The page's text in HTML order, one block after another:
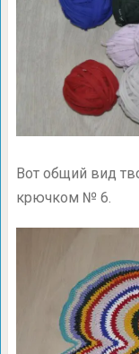
Вот общий вид
крючком № 6.